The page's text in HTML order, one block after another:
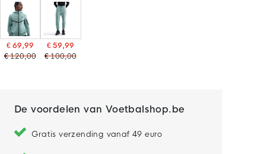
€ 69,99
€ 120,00
€ 59,99
€ 100,00
De voordelen van Voetbalshop.be
Gratis verzending vanaf 49 euro